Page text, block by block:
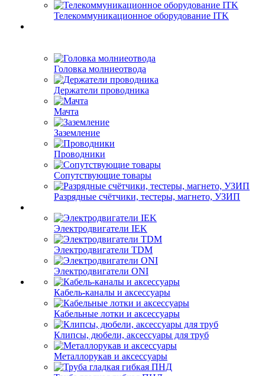
Телекоммуникационное оборудование ITK
Головка молниеотвода
Держатели проводника
Мачта
Заземление
Проводники
Сопутствующие товары
Разрядные счётчики, тестеры, магнето, УЗИП
Электродвигатели IEK
Электродвигатели TDM
Электродвигатели ONI
Кабель-каналы и аксессуары
Кабельные лотки и аксессуары
Клипсы, дюбели, аксессуары для труб
Металлорукав и аксессуары